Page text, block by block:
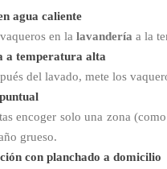
agua caliente
en la lavandería a la
a temperatura alta
del lavado, mete los
encoger solo una zona
grueso.
con planchado a domicilio